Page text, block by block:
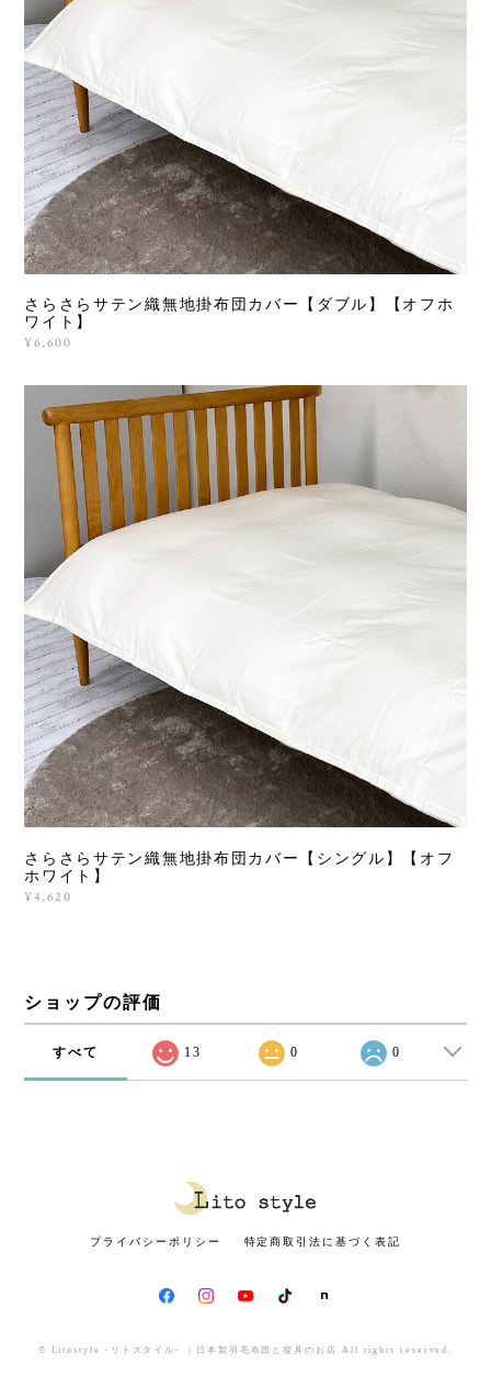
さらさらサテン織無地掛布団カバー【ダブル】【オフホ
ワイト】
¥6,600
さらさらサテン織無地掛布団カバー【シングル】【オフ
ホワイト】
¥4,620
ショップの評価
すべて 13 0 0
プライバシーポリシー 特定商取引法に基づく表記
© Litostyle -リトスタイル- ｜日本製羽毛布団と寝具のお店 All rights reserved.